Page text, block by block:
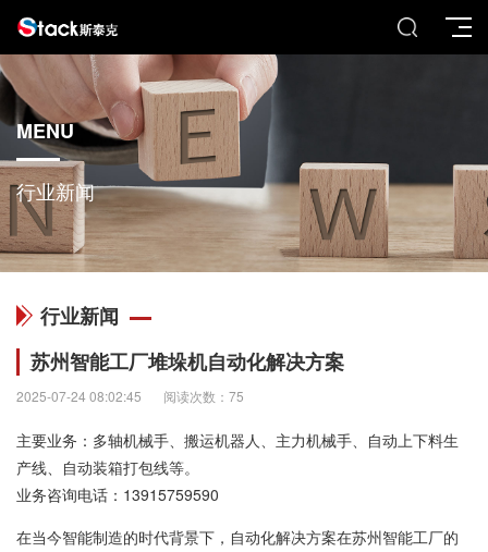
MENU
行业新闻
行业新闻
苏州智能工厂堆垛机自动化解决方案
2025-07-24 08:02:45 阅读次数：75
主要业务：多轴机械手、搬运机器人、主力机械手、自动上下料生
产线、自动装箱打包线等。
业务咨询电话： 13915759590
在当今智能制造的时代背景下，自动化解决方案在苏州智能工厂的